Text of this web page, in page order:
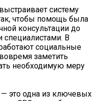
систему
чтобы помощь была
консультации до
В
социальные
заметить
необходимую меру
это одна из ключевых